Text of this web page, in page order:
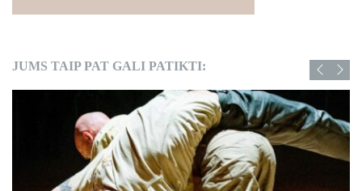
JUMS TAIP PAT GALI PATIKTI: